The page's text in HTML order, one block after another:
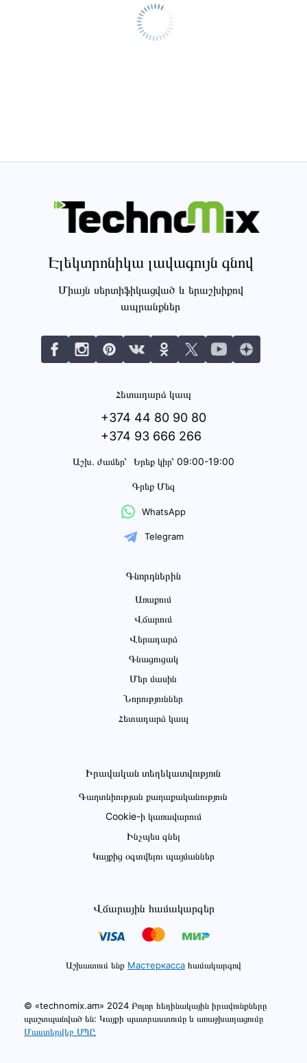
Էլեկտրոնիկա լավագույն գնով
Միայն սերտիֆիկացված և երաշխիքով
ապրանքներ
Հետադարձ կապ
+374 44 80 90 80
+374 93 666 266
Աշխ․ ժամեր՝ Երեք կիր՝ 09:00-19:00
Գրեք Մեզ
WhatsApp
Telegram
Գնորդներին
Առաքում
Վճարում
Վերադարձ
Գնացուցակ
Մեր մասին
Նորություններ
Հետադարձ կապ
Իրավական տեղեկատվություն
Գաղտնիության քաղաքականություն
Cookie-ի կառավարում
Ինչպես գնել
Կայքից օգտվելու պայմաններ
Վճարային համակարգեր
Աշխատում ենք Мастеркасса համակարգով
© «technomix.am» 2024 Բոլոր հեղինակային իրավունքները
պաշտպանված են: Կայքի պատրաստումը և առաջխաղացումը
Մաստերվեբ ՍՊԸ